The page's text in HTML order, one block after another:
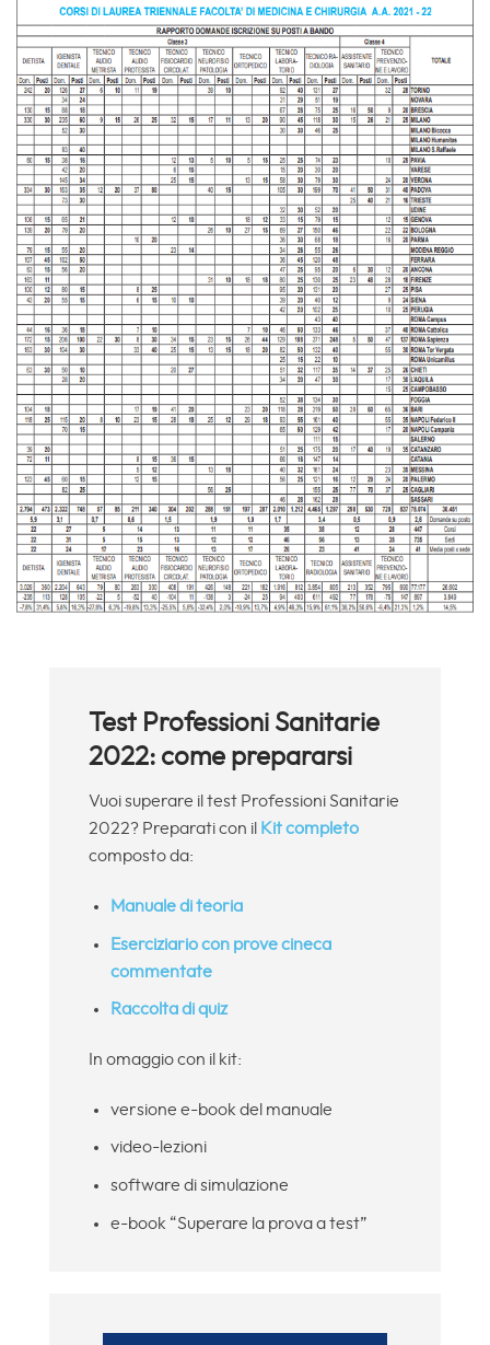
Test Professioni Sanitarie
2022: come prepararsi
Vuoi superare il test Professioni Sanitarie
2022? Preparati con il Kit completo
composto da:
Manuale di teoria
Eserciziario con prove cineca
commentate
Raccolta di quiz
In omaggio con il kit:
versione e-book del manuale
video-lezioni
software di simulazione
e-book “Superare la prova a test”